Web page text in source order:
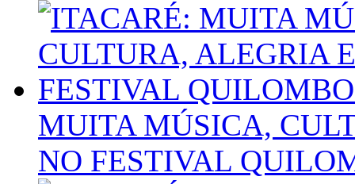
MUITA MÚSICA,
NO FESTIVAL